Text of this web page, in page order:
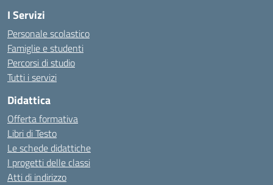
I Servizi
Personale scolastico
Famiglie e studenti
Percorsi di studio
Tutti i servizi
Didattica
Offerta formativa
Libri di Testo
Le schede didattiche
I progetti delle classi
Atti di indirizzo